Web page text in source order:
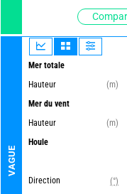
VAGUE
Mer totale
Hauteur
(m)
Mer du vent
Hauteur
(m)
Houle
Direction
(°)